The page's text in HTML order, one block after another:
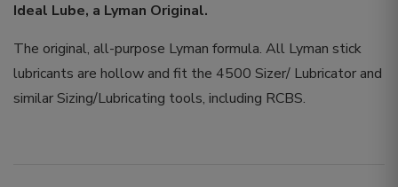
Ideal Lube, a Lyman Original.
The original, all-purpose Lyman formula. All Lyman stick
lubricants are hollow and fit the 4500 Sizer/ Lubricator and
similar Sizing/Lubricating tools, including RCBS.